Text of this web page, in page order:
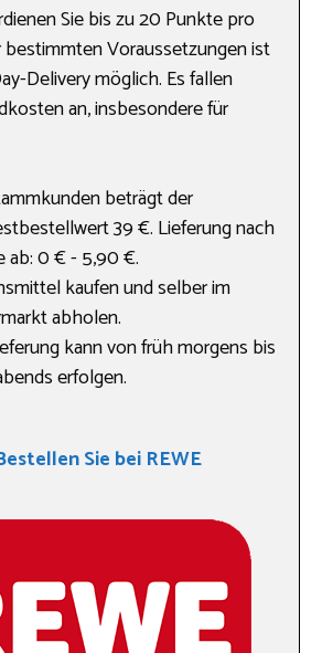
Sie bis zu 20 Punkte pro
Voraussetzungen ist
Delivery möglich. Es fallen
an, insbesondere für
beträgt der
39 €. Lieferung nach
ab: 0 € - 5,90 €.
kaufen und selber im
abholen.
kann von früh morgens bis
erfolgen.
Sie bei REWE